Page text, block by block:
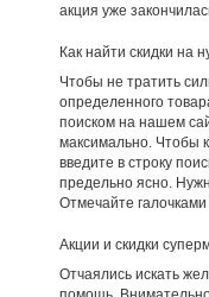
акция уже
Как найти скидки на
Чтобы не тратить
определенного
поиском на нашем
максимально. Чтобы
введите в строку
предельно ясно.
Отмечайте
Акции и скидки
Отчаялись искать